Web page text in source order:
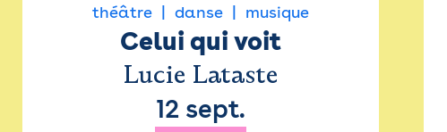
théâtre danse musique
Celui qui voit
Lucie Lataste
12 sept.